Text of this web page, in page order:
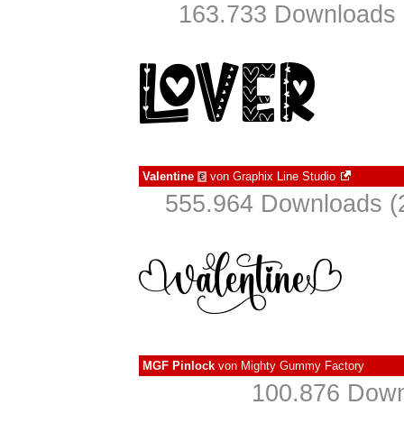
163.733
Valentine € von Graphix Line Studio
555.964 Downloads
MGF Pinlock von Mighty Gummy Factory
100.876